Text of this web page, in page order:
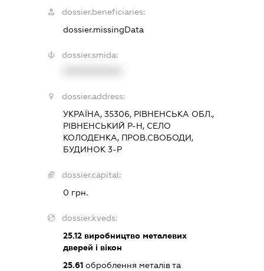
dossier.beneficiaries:
dossier.missingData
dossier.smida:
dossier.address:
УКРАЇНА, 35306, РІВНЕНСЬКА ОБЛ.,
РІВНЕНСЬКИЙ Р-Н, СЕЛО
КОЛОДЕНКА, ПРОВ.СВОБОДИ,
БУДИНОК 3-Р
dossier.capital:
0 грн.
dossier.kveds:
25.12 виробництво металевих
дверей і вікон
25.61 оброблення металів та